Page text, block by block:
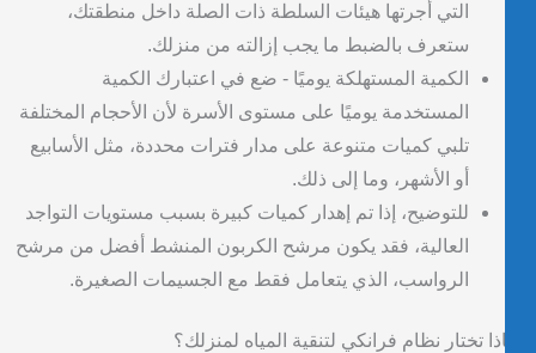
التي أجرتها هيئات السلطة ذات الصلة داخل منطقتك،
ستعرف بالضبط ما يجب إزالته من منزلك.
الكمية المستهلكة يوميًا - ضع في اعتبارك الكمية
المستخدمة يوميًا على مستوى الأسرة لأن الأحجام المختلفة
تلبي كميات متنوعة على مدار فترات محددة، مثل الأسابيع
أو الأشهر، وما إلى ذلك.
للتوضيح، إذا تم إهدار كميات كبيرة بسبب مستويات التواجد
العالية، فقد يكون مرشح الكربون المنشط أفضل من مرشح
الرواسب، الذي يتعامل فقط مع الجسيمات الصغيرة.
تختار نظام فرانكي لتنقية المياه لمنزلك؟